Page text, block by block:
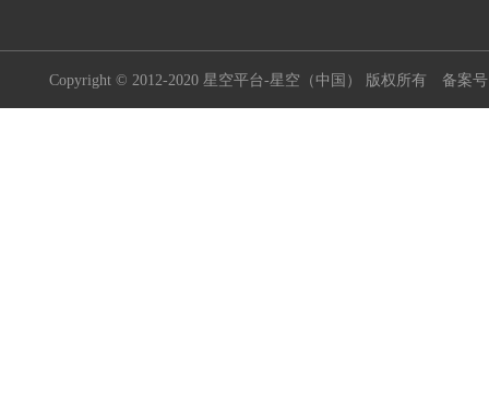
Copyright © 2012-2020 星空平台-星空（中国） 版权所有 备案